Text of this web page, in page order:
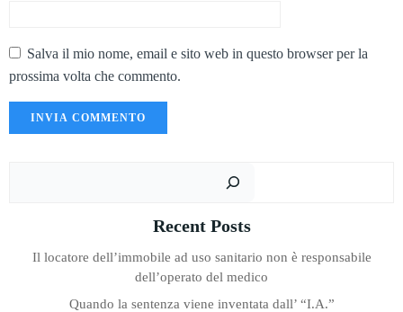
Salva il mio nome, email e sito web in questo browser per la
prossima volta che commento.
Recent Posts
Il locatore dell’immobile ad uso sanitario non è responsabile
dell’operato del medico
Quando la sentenza viene inventata dall’ “I.A.”